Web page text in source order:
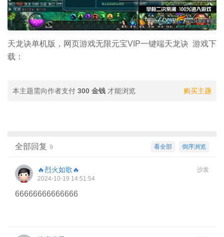
天龙诀单机版，网页游戏无限元宝VIP一键端天龙诀 游戏下
载：
购买主题
本主题需向作者支付 300 金钱 才能浏览
倒序浏览
看全部
全部回复 9
沙发
🔥烈火如歌🔥
2024-10-19 14:51:54
66666666666666